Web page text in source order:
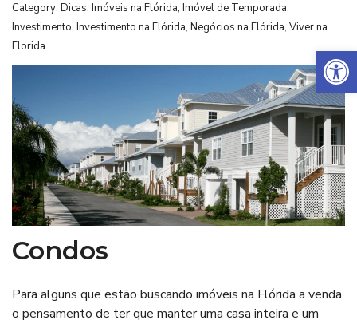
Abrir a barra de ferramentas
Category: Dicas, Imóveis na Flórida, Imóvel de Temporada,
Investimento, Investimento na Flórida, Negócios na Flórida, Viver na
Florida
Condos
Para alguns que estão buscando imóveis na Flórida a venda,
o pensamento de ter que manter uma casa inteira e um